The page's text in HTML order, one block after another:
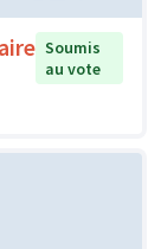
Soumis
au vote